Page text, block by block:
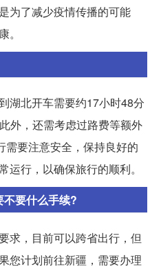
为了减少疫情传播的可能
湖北开车需要约17小时48分
外，还需考虑过路费等额外
要注意安全，保持良好的
运行，以确保旅行的顺利。
不要什么手续?
求，目前可以跨省出行，但
您计划前往新疆，需要办理